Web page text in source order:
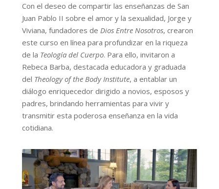
Con el deseo de compartir las enseñanzas de San
Juan Pablo II sobre el amor y la sexualidad, Jorge y
Viviana, fundadores de Dios Entre Nosotros, crearon
este curso en línea para profundizar en la riqueza
de la Teología del Cuerpo. Para ello, invitaron a
Rebeca Barba, destacada educadora y graduada
del Theology of the Body Institute, a entablar un
diálogo enriquecedor dirigido a novios, esposos y
padres, brindando herramientas para vivir y
transmitir esta poderosa enseñanza en la vida
cotidiana.